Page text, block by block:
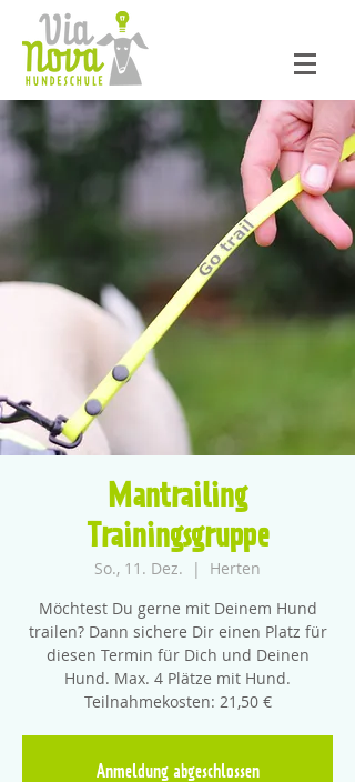
Mantrailing
Trainingsgruppe
So., 11. Dez.
  |
Herten
Möchtest Du gerne mit Deinem Hund
trailen? Dann sichere Dir einen Platz für
diesen Termin für Dich und Deinen
Hund. Max. 4 Plätze mit Hund.
Teilnahmekosten: 21,50 €
Anmeldung abgeschlossen